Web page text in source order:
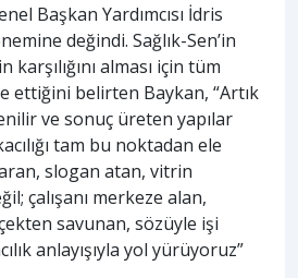
Başkan Yardımcısı İdris
değindi. Sağlık-Sen’in
karşılığını alması için tüm
ettiğini belirten Baykan, “Artık
ve sonuç üreten yapılar
tam bu noktadan ele
slogan atan, vitrin
çalışanı merkeze alan,
savunan, sözüyle işi
anlayışıyla yol yürüyoruz”